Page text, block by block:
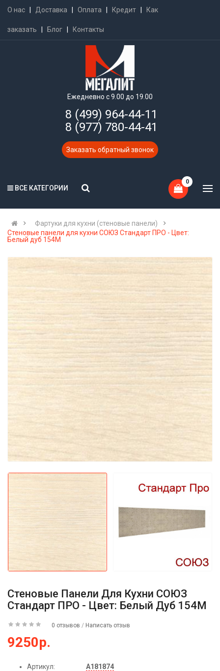
О нас Доставка Оплата Кредит Как
заказать Блог Контакты
Ежедневно с 9.00 до 19.00
8 (499) 964-44-11
8 (977) 780-44-41
Заказать обратный звонок
ВСЕ КАТЕГОРИИ
0
Фартуки для кухни (стеновые панели)
Стеновые панели для кухни СОЮЗ Стандарт ПРО - Цвет:
Белый дуб 154М
Стеновые Панели Для Кухни СОЮЗ
Стандарт ПРО - Цвет: Белый Дуб 154М
0 отзывов / Написать отзыв
9250р.
Артикул:
А181874